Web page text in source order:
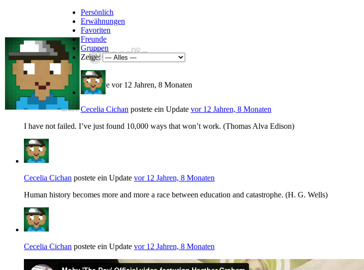
@cecelia
Active vor 12 Jahren, 8 Monaten
Persönlich
Erwähnungen
Favoriten
Freunde
Gruppen
Zeige:
Cecelia Cichan postete ein Update vor 12 Jahren, 8 Monaten
I have not failed. I’ve just found 10,000 ways that won’t work. (Thomas Alva Edison)
Cecelia Cichan postete ein Update vor 12 Jahren, 8 Monaten
Human history becomes more and more a race between education and catastrophe. (H. G. Wells)
Cecelia Cichan postete ein Update vor 12 Jahren, 8 Monaten